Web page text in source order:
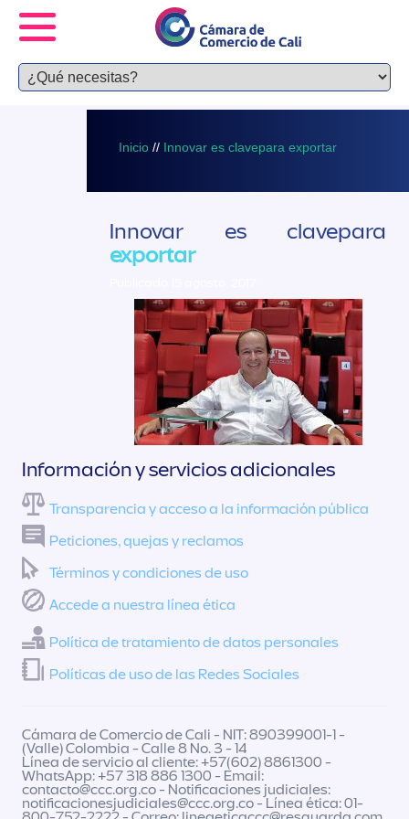
Inicio // Innovar es clavepara exportar
Innovar es clavepara
exportar
Información y servicios adicionales
Transparencia y acceso a la información pública
Peticiones, quejas y reclamos
Términos y condiciones de uso
Accede a nuestra línea ética
Política de tratamiento de datos personales
Políticas de uso de las Redes Sociales
Cámara de Comercio de Cali - NIT: 890399001-1 -
(Valle) Colombia - Calle 8 No. 3 - 14
Línea de servicio al cliente: +57(602) 8861300 -
WhatsApp: +57 318 886 1300 - Email:
contacto@ccc.org.co- Notificaciones judiciales:
notificacionesjudiciales@ccc.org.co- Línea ética: 01-